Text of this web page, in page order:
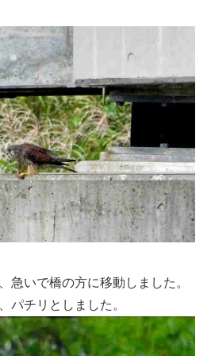
急いで橋の方に移動しました。
パチリとしました。